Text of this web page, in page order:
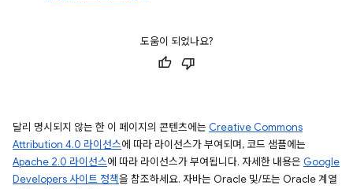
도움이 되었나요?
달리 명시되지 않는 한 이 페이지의 콘텐츠에는 Creative Commons
Attribution 4.0 라이선스에 따라 라이선스가 부여되며, 코드 샘플에는
Apache 2.0 라이선스에 따라 라이선스가 부여됩니다. 자세한 내용은 Google
Developers 사이트 정책을 참조하세요. 자바는 Oracle 및/또는 Oracle 계열